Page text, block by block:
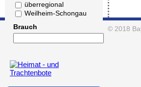
überregional
Weilheim-Schongau
Brauch
© 2018